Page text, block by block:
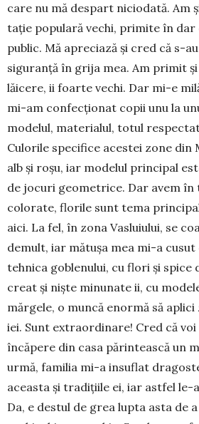
care nu mă despart nicio­da­tă. Am
taţie popu­lară vechi, pri­mite în dar
public. Mă apreciază şi cred că s-
siguranţă în grija mea. Am primit
lăicere, ii foarte vechi. Dar mi-e
mi-am confecţionat copii unu la
modelul, materialul, totul
Culorile specifice acestei zone din
alb şi roşu, iar mo­delul principal
de jocuri geome­trice. Dar avem în
colorate, florile sunt tema
aici. La fel, în zona Vasluiului, se
demult, iar mă­tu­şa mea mi-a
tehnica goblenului, cu flori şi spice
creat şi nişte minunate ii, cu
mărgele, o muncă enormă să
iei. Sunt extraordinare! Cred că
încăpere din casa părintească un
urmă, familia mi-a insuflat
aceasta şi tradiţiile ei, iar astfel le-
Da, e destul de grea lupta asta de